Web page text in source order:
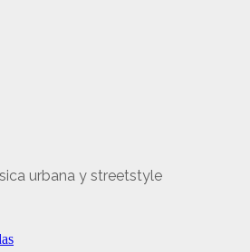
urbana y streetstyle